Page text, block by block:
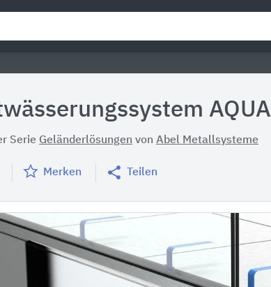
Serie Geländerlösungen von Abel Metallsysteme
Merken Teilen